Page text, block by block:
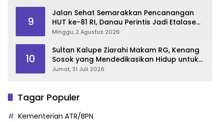
9
Jalan Sehat Semarakkan Pencanangan
HUT ke-81 RI, Danau Perintis Jadi Etalase
Wisata Gorontalo
Minggu, 2 Agustus 2026
10
Sultan Kalupe Ziarahi Makam RG, Kenang
Sosok yang Mendedikasikan Hidup untuk
Gorontalo
Jumat, 31 Juli 2026
Tagar Populer
Kementerian ATR/BPN